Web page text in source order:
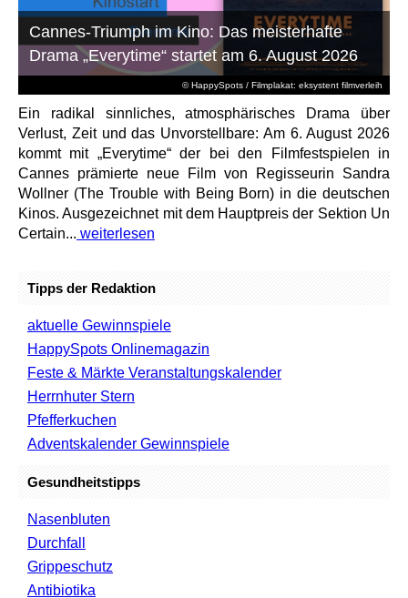
© HappySpots / Filmplakat: eksystent filmverleih
Cannes-Triumph im Kino: Das meisterhafte
Drama „Everytime“ startet am 6. August 2026
Ein radikal sinnliches, atmosphärisches Drama über
Verlust, Zeit und das Unvorstellbare: Am 6. August 2026
kommt mit „Everytime“ der bei den Filmfestspielen in
Cannes prämierte neue Film von Regisseurin Sandra
Wollner (The Trouble with Being Born) in die deutschen
Kinos. Ausgezeichnet mit dem Hauptpreis der Sektion Un
Certain... weiterlesen
Tipps der Redaktion
aktuelle Gewinnspiele
HappySpots Onlinemagazin
Feste & Märkte Veranstaltungskalender
Herrnhuter Stern
Pfefferkuchen
Adventskalender Gewinnspiele
Gesundheitstipps
Nasenbluten
Durchfall
Grippeschutz
Antibiotika